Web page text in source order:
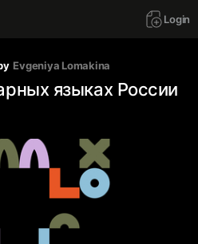
Login
Evgeniya Lomakina
языках России